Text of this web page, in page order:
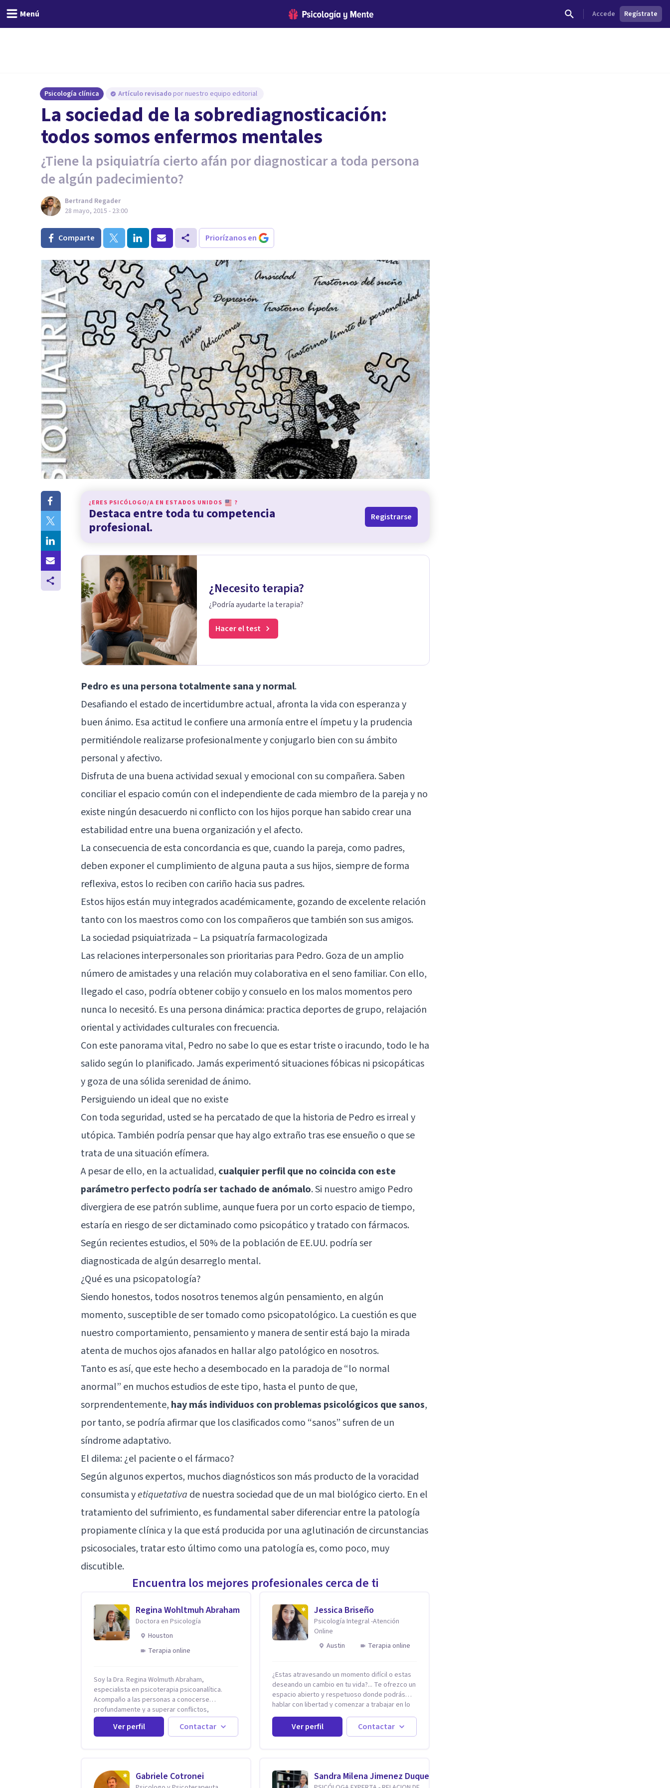
Menú Accede Regístrate
Psicología clínica Artículo revisado por nuestro equipo editorial
La sociedad de la sobrediagnosticación:
todos somos enfermos mentales
¿Tiene la psiquiatría cierto afán por diagnosticar a toda persona
de algún padecimiento?
Bertrand Regader
28 mayo, 2015 - 23:00
Comparte Priorízanos en
¿ERES PSICÓLOGO/A EN ESTADOS UNIDOS ?
Destaca entre toda tu competencia
profesional.
Registrarse
¿Necesito terapia?
¿Podría ayudarte la terapia?
Hacer el test
Pedro es una persona totalmente sana y normal.
Desafiando el estado de incertidumbre actual, afronta la vida con esperanza y
buen ánimo. Esa actitud le confiere una armonía entre el ímpetu y la prudencia
permitiéndole realizarse profesionalmente y conjugarlo bien con su ámbito
personal y afectivo.
Disfruta de una buena actividad sexual y emocional con su compañera. Saben
conciliar el espacio común con el independiente de cada miembro de la pareja y no
existe ningún desacuerdo ni conflicto con los hijos porque han sabido crear una
estabilidad entre una buena organización y el afecto.
La consecuencia de esta concordancia es que, cuando la pareja, como padres,
deben exponer el cumplimiento de alguna pauta a sus hijos, siempre de forma
reflexiva, estos lo reciben con cariño hacia sus padres.
Estos hijos están muy integrados académicamente, gozando de excelente relación
tanto con los maestros como con los compañeros que también son sus amigos.
La sociedad psiquiatrizada – La psiquatría farmacologizada
Las relaciones interpersonales son prioritarias para Pedro. Goza de un amplio
número de amistades y una relación muy colaborativa en el seno familiar. Con ello,
llegado el caso, podría obtener cobijo y consuelo en los malos momentos pero
nunca lo necesitó. Es una persona dinámica: practica deportes de grupo, relajación
oriental y actividades culturales con frecuencia.
Con este panorama vital, Pedro no sabe lo que es estar triste o iracundo, todo le ha
salido según lo planificado. Jamás experimentósituaciones fóbicas ni psicopáticas
y goza de una sólida serenidad de ánimo.
Persiguiendo un ideal que no existe
Con toda seguridad, usted se ha percatado de que la historia de Pedro es irreal y
utópica. También podría pensar que hay algo extraño tras ese ensueño o que se
trata de una situación efímera.
A pesar de ello, en la actualidad, cualquier perfil que no coincida con este
parámetro perfecto podría ser tachado de anómalo. Si nuestro amigo Pedro
divergiera de ese patrón sublime, aunque fuera por un corto espacio de tiempo,
estaría en riesgo de ser dictaminado como psicopático y tratado con fármacos.
Según recientes estudios, el 50% de la población de EE.UU. podría ser
diagnosticada de algún desarreglo mental.
¿Qué es una psicopatología?
Siendo honestos, todos nosotros tenemos algún pensamiento, en algún
momento, susceptible de ser tomado como psicopatológico. La cuestión es que
nuestro comportamiento, pensamiento y manera de sentir está bajo la mirada
atenta de muchos ojos afanados en hallar algo patológico en nosotros.
Tanto es así, que este hecho a desembocado en la paradoja de “lo normal
anormal” en muchos estudios de este tipo, hasta el punto de que,
sorprendentemente, hay más individuos con problemas psicológicos que sanos,
por tanto, se podría afirmar que los clasificados como “sanos” sufren de un
síndrome adaptativo.
El dilema: ¿el paciente o el fármaco?
Según algunos expertos, muchos diagnósticos son más producto de la voracidad
consumista yetiquetativa de nuestra sociedad que de un mal biológico cierto. En el
tratamiento del sufrimiento, es fundamental saber diferenciar entre la patología
propiamente clínica y la que está producida por una aglutinación de circunstancias
psicosociales, tratar esto último como una patología es, como poco, muy
discutible.
Encuentra los mejores profesionales cerca de ti
Regina Wohltmuh Abraham
Doctora en Psicología
Houston
Terapia online
Soy la Dra. Regina Wolmuth Abraham,
especialista en psicoterapia psicoanalítica.
Acompaño a las personas a conocerse
profundamente y a superar conflictos,
problemas emocionales y traumas que limitan
su calidad de vida. He trabajado en reconocidas
instituciones como el Hospital Psiquiátrico San
Centro de Integración Juvenil. Además, tuve el
privilegio de colaborar en comunidades como
Ver perfil Contactar
Jessica Briseño
Psicología Integral -Atención
Online
Austin
Terapia online
¿Estas atravesando un momento difícil o estas
deseando un cambio en tu vida?... Te ofrezco un
espacio abierto y respetuoso donde podrás
hablar con libertad y comenzar a trabajar en lo
que hoy te preocupa. Me especializo en
Trastornos de Ansiedad y a lo largo de mi
experiencia profesional he acompañado a
en la Crianza, Codependencia, Celos, entre
otros. Cuento con más de 12 años de
Ver perfil Contactar
Gabriele Cotronei Sandra Milena Jimenez Duque